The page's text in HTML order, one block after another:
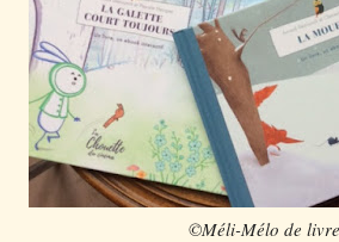
©Méli-Mélo de